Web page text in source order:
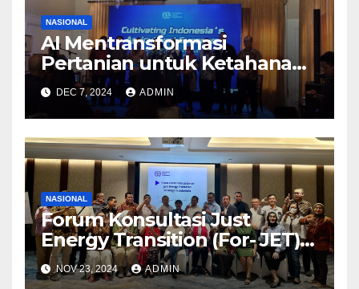
NASIONAL
AI Mentransformasi
Pertanian untuk Ketahanan
Pangan, Produktifitas dan
Pekerjaan Yang Layak
DEC 7, 2024 ADMIN
NASIONAL
Forum Konsultasi Just
Energy Transition (For- JET)
Konfederasi SP/SB terbentuk
NOV 23, 2024 ADMIN